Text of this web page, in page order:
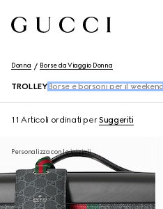
Donna Borse da Viaggio Donna
TROLLEYBorse e borsoni per il weekend
11 Articoli ordinati perSuggeriti
Personalizza con le iniziali